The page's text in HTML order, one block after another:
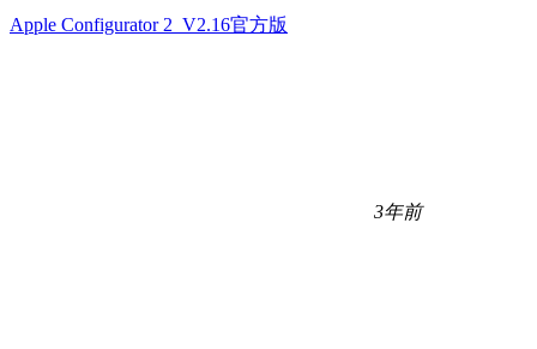
Apple Configurator 2 V2.16官方版
3年前